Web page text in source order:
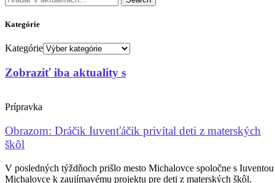
Kategórie
Kategórie
Zobraziť iba aktuality s
Prípravka
Obrazom: Dráčik Iuvenťáčik privítal deti z materských
škôl
V posledných týždňoch prišlo mesto Michalovce spoločne s Iuventou
Michalovce k zaujímavému projektu pre deti z materských škôl.